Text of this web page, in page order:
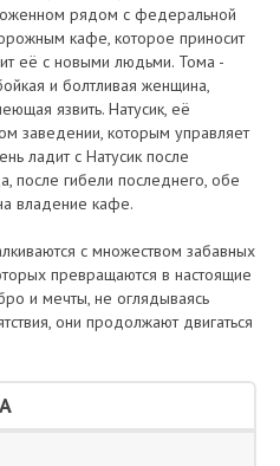
рядом с федеральной
кафе, которое приносит
её с новыми людьми. Тома -
и болтливая женщина,
язвить. Натусик, её
заведении, которым управляет
ладит с Натусик после
после гибели последнего, обе
владение кафе.
с множеством забавных
превращаются в настоящие
и мечты, не оглядываясь
они продолжают двигаться